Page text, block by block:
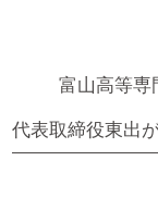
富山高等専
代表取締役東出